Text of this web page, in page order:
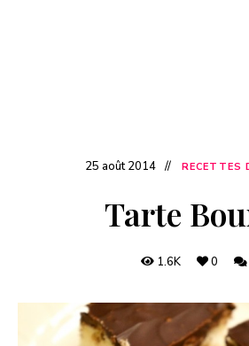
25 août 2014 RECETTES
Tarte
1.6K 0